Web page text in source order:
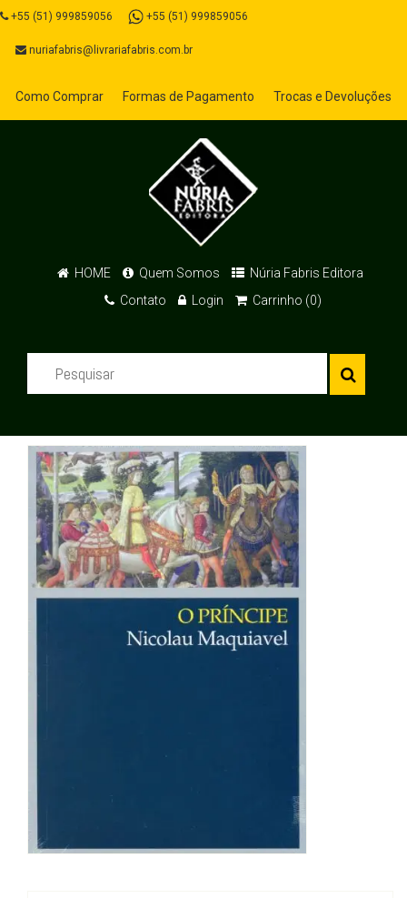
+55 (51) 999859056 +55 (51) 999859056
nuriafabris@livrariafabris.com.br
Como Comprar Formas de Pagamento Trocas e Devoluções
HOME Quem Somos
Núria Fabris Editora
Contato
Login Carrinho (0)